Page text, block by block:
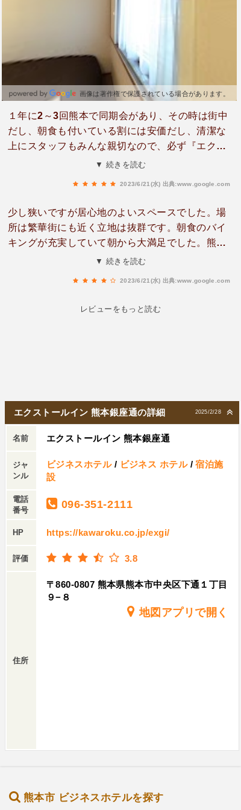
画像は著作権で保護されている場合があります。
１年に2～3回熊本で同期会があり、その時は街中
だし、朝食も付いている割には安価だし、清潔な
上にスタッフもみんな親切なので、必ず『エクス
トールイン熊本銀座通り』に宿泊しています。今
▼ 続きを読む
2023/6/21(水) 出典:www.google.com
少し狭いですが居心地のよいスペースでした。場
所は繁華街にも近く立地は抜群です。朝食のバイ
キングが充実していて朝から大満足でした。熊本
に行った際にはまた此処に停まりたいと思いまし
▼ 続きを読む
2023/6/21(水) 出典:www.google.com
レビューをもっと読む
2025/2/28
エクストールイン 熊本銀座通の詳細
名前 エクストールイン 熊本銀座通
ジャ
ンル
ビジネスホテル/ ビジネス ホテル/宿泊施
設
電話
番号
096-351-2111
HP https://kawaroku.co.jp/exgi/
評価 3.8
住所
〒860-0807 熊本県熊本市中央区下通１丁目
９−８
地図アプリで開く
熊本市 ビジネスホテルを探す